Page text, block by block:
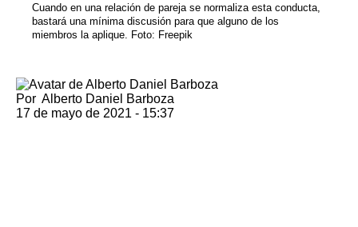
Cuando en una relación de pareja se normaliza esta conducta,
bastará una mínima discusión para que alguno de los
miembros la aplique. Foto: Freepik
Por Alberto Daniel Barboza
17 de mayo de 2021 - 15:37